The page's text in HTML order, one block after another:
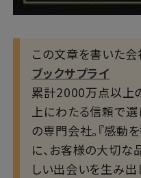
この文章を書いた会
ブックサプライ
累計2000万点以上
上にわたる信頼で
の専門会社。『感動
に、お客様の大切な
しい出会いを生み出